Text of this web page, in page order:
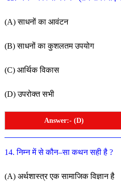
(A)साधनोंका आवंटन
(B)साधनोंकाकुशलतमउपयोग
(C) आर्थिकविकास
(D)उपरोक्तसभी
Answer:- (D)
14.निम्नमेंसेकौन–साकथनसहीहै ?
(A) अर्थशास्त्रएकसामाजिकविज्ञानहै